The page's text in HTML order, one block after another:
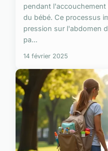
pendant
du bébé. Ce processus
pression sur l'abdomen
pa...
14 février 2025